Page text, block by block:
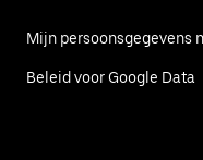
Mijn persoonsgegevens
Beleid voor Google Data